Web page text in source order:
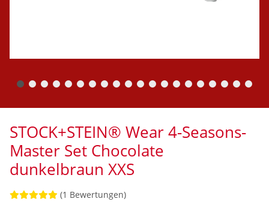
STOCK+STEIN® Wear 4-Seasons-
Master Set Chocolate
dunkelbraun XXS
(1 Bewertungen)